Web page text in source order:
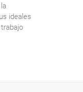
ideales